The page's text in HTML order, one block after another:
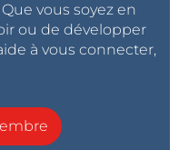
vous soyez en
ou de développer
à vous connecter,